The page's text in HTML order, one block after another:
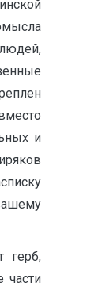
и
герб,
части